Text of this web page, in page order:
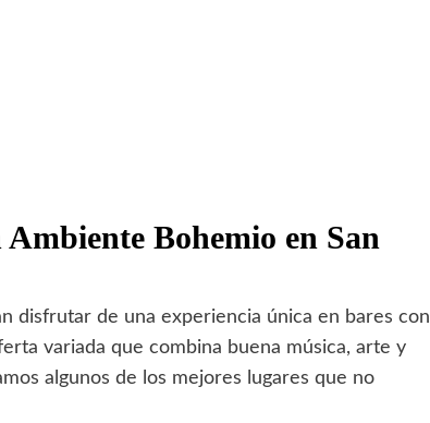
Bohemio en San
disfrutar de una experiencia única en bares con
variada que combina buena música, arte y
algunos de los mejores lugares que no